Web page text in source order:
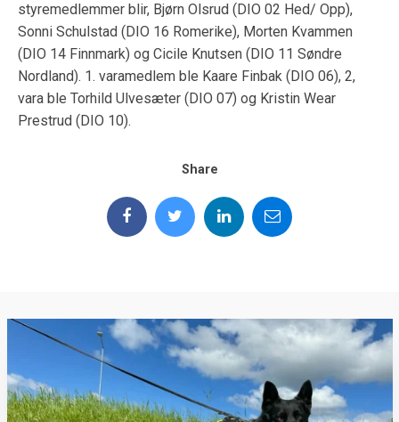
styremedlemmer blir, Bjørn Olsrud (DIO 02 Hed/ Opp),
Sonni Schulstad (DIO 16 Romerike), Morten Kvammen
(DIO 14 Finnmark) og Cicile Knutsen (DIO 11 Søndre
Nordland). 1. varamedlem ble Kaare Finbak (DIO 06), 2,
vara ble Torhild Ulvesæter (DIO 07) og Kristin Wear
Prestrud (DIO 10).
Share